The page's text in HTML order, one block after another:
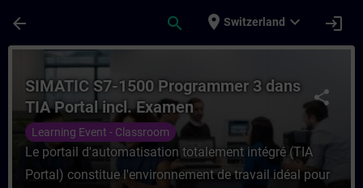
arrow_back search place Switzerland expand_more login
Cours - SIMATIC S7-1500 Programmer
share
SIMATIC S7-1500 Programmer 3 dans
TIA Portal incl. Examen
Learning Event - Classroom
Le portail d'automatisation totalement intégré (TIA
Portal) constitue l'environnement de travail idéal pour